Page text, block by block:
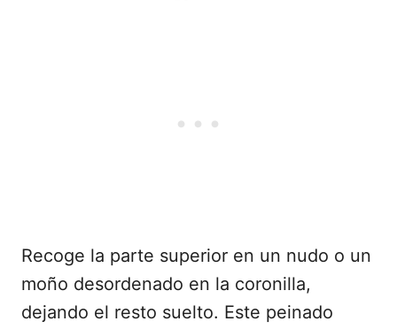
Recoge la parte superior en un nudo o un
moño desordenado en la coronilla,
dejando el resto suelto. Este peinado